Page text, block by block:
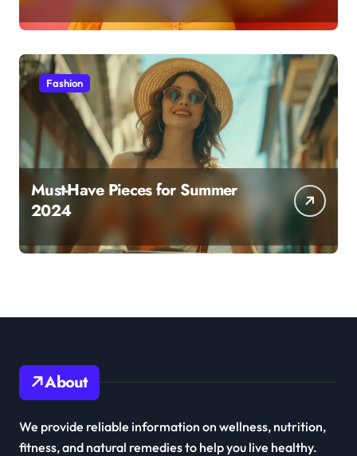
Fashion
Must-Have Pieces for Summer
2024
About
We provide reliable information on wellness, nutrition,
fitness, and natural remedies to help you live healthy.